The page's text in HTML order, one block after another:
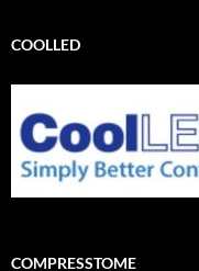
COOLLED
COMPRESSTOME